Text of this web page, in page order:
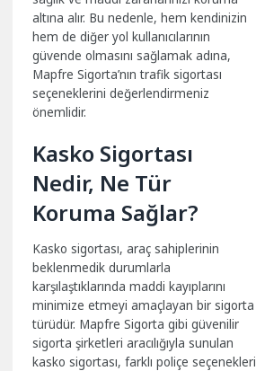
altına alır. Bu nedenle, hem kendinizin
hem de diğer yol kullanıcılarının
güvende olmasını sağlamak adına,
Mapfre Sigorta’nın trafik sigortası
seçeneklerini değerlendirmeniz
önemlidir.
Kasko Sigortası
Nedir, Ne Tür
Koruma Sağlar?
Kasko sigortası, araç sahiplerinin
beklenmedik durumlarla
karşılaştıklarında maddi kayıplarını
minimize etmeyi amaçlayan bir sigorta
türüdür. Mapfre Sigorta gibi güvenilir
sigorta şirketleri aracılığıyla sunulan
kasko sigortası, farklı poliçe seçenekleri